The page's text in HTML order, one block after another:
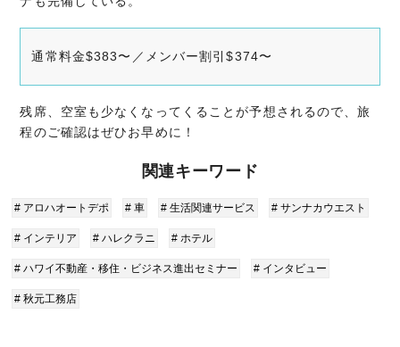
通常料金$383〜／メンバー割引$374〜
残席、空室も少なくなってくることが予想されるので、旅
程のご確認はぜひお早めに！
関連キーワード
# アロハオートデポ # 車 # 生活関連サービス # サンナカウエスト
# インテリア # ハレクラニ # ホテル
# ハワイ不動産・移住・ビジネス進出セミナー # インタビュー
# 秋元工務店